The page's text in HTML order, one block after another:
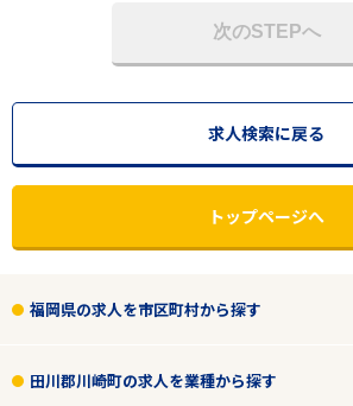
次のSTEPへ
求人検索に戻る
トップページへ
福岡県の求人を市区町村から探す
田川郡川崎町の求人を業種から探す